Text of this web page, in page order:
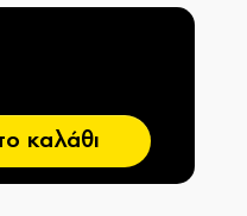
καλάθι